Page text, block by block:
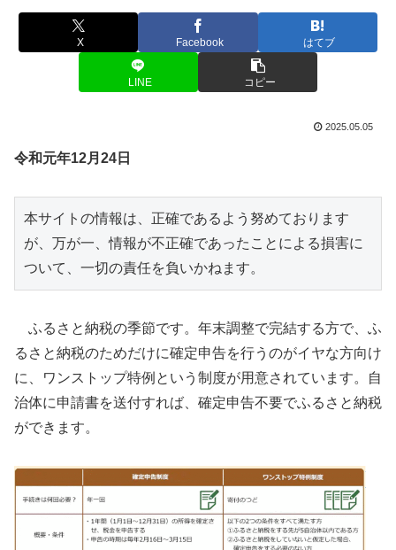
X Facebook はてブ
LINE コピー
2025.05.05
令和元年12月24日
本サイトの情報は、正確であるよう努めております
が、万が一、情報が不正確であったことによる損害に
ついて、一切の責任を負いかねます。
ふるさと納税の季節です。年末調整で完結する方で、ふ
るさと納税のためだけに確定申告を行うのがイヤな方向け
に、ワンストップ特例という制度が用意されています。自
治体に申請書を送付すれば、確定申告不要でふるさと納税
ができます。